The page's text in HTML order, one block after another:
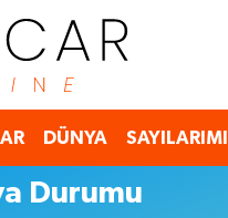
DÜNYA
Durumu